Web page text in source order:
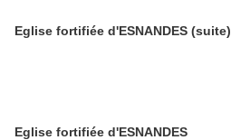
Eglise fortifiée d'ESNANDES (suite)
Eglise fortifiée d'ESNANDES